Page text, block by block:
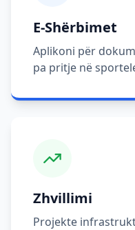
E-Shërbimet
Aplikoni për
pa pritje në
Zhvillimi
Projekte